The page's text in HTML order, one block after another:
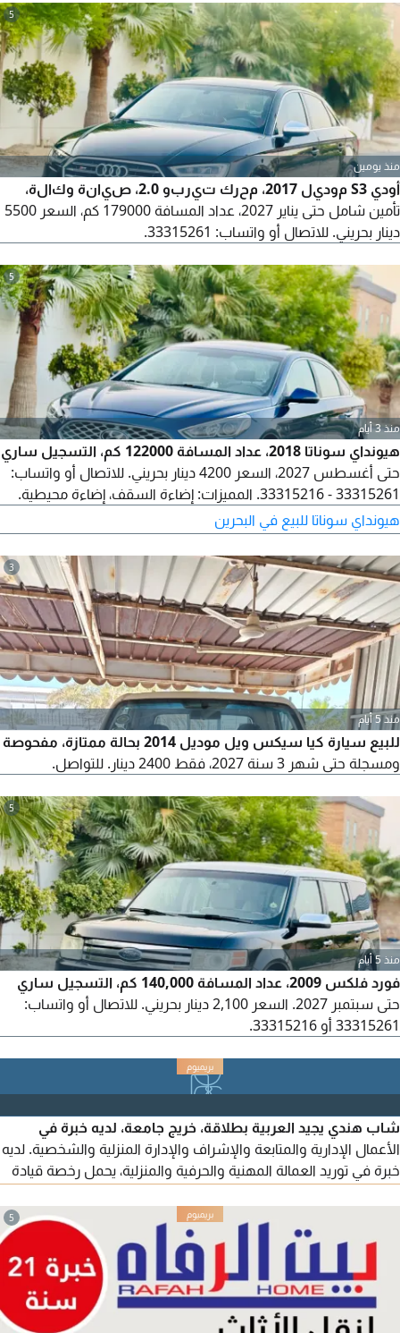
5
منذ يومين
أودي S3 موديل 2017، محرك تيربو 2.0، صيانة وكالة،
تأمين شامل حتى يناير 2027، عداد المسافة 179000 كم، السعر 5500
دينار بحريني. للاتصال أو واتساب: 33315261.
5
منذ 3 أيام
هيونداي سوناتا 2018، عداد المسافة 122000 كم، التسجيل ساري
حتى أغسطس 2027، السعر 4200 دينار بحريني. للاتصال أو واتساب:
33315261 - 33315216. المميزات: إضاءة السقف، إضاءة محيطية.
هيونداي سوناتا للبيع في البحرين
3
منذ 5 أيام
للبيع سيارة كيا سيكس ويل موديل 2014 بحالة ممتازة، مفحوصة
ومسجلة حتى شهر 3 سنة 2027، فقط 2400 دينار. للتواصل.
5
منذ 5 أيام
فورد فلكس 2009، عداد المسافة 140,000 كم، التسجيل ساري
حتى سبتمبر 2027. السعر 2,100 دينار بحريني. للاتصال أو واتساب:
33315261 أو 33315216.
شاب هندي يجيد العربية بطلاقة، خريج جامعة، لديه خبرة في
الأعمال الإدارية والمتابعة والإشراف والإدارة المنزلية والشخصية. لديه
خبرة في توريد العمالة المهنية والحرفية والمنزلية، يحمل رخصة قيادة
5